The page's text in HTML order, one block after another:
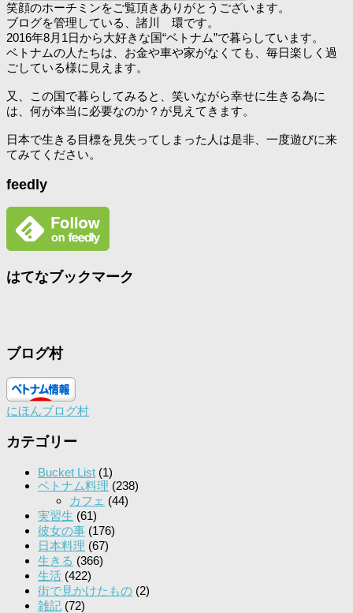
笑顔のホーチミンをご覧頂きありがとうございます。
ブログを管理している、諸川 環です。
2016年8月1日から大好きな国“ベトナム”で暮らしています。
ベトナムの人たちは、お金や車や家がなくても、毎日楽しく過
ごしている様に見えます。
又、この国で暮らしてみると、笑いながら幸せに生きる為に
は、何が本当に必要なのか？が見えてきます。
日本で生きる目標を見失ってしまった人は是非、一度遊びに来
てみてください。
feedly
はてなブックマーク
ブログ村
にほんブログ村
カテゴリー
Bucket List (1)
ベトナム料理 (238)
カフェ (44)
実習生 (61)
彼女の事 (176)
日本料理 (67)
生きる (366)
生活 (422)
街で見かけたもの (2)
雑記 (72)